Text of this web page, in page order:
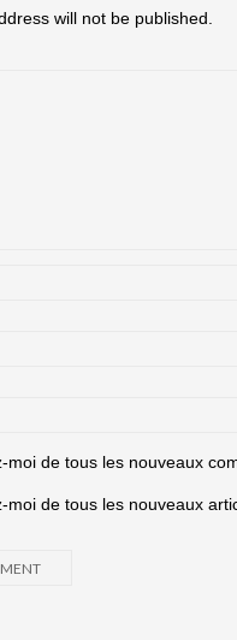
will not be published.
moi de tous les nouveaux
moi de tous les nouveaux